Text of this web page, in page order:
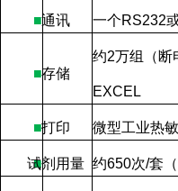
■通讯 一个RS232
■存储
约2万组（断
EXCEL
■打印 微型工业热
■
试剂用量 约650次/套（